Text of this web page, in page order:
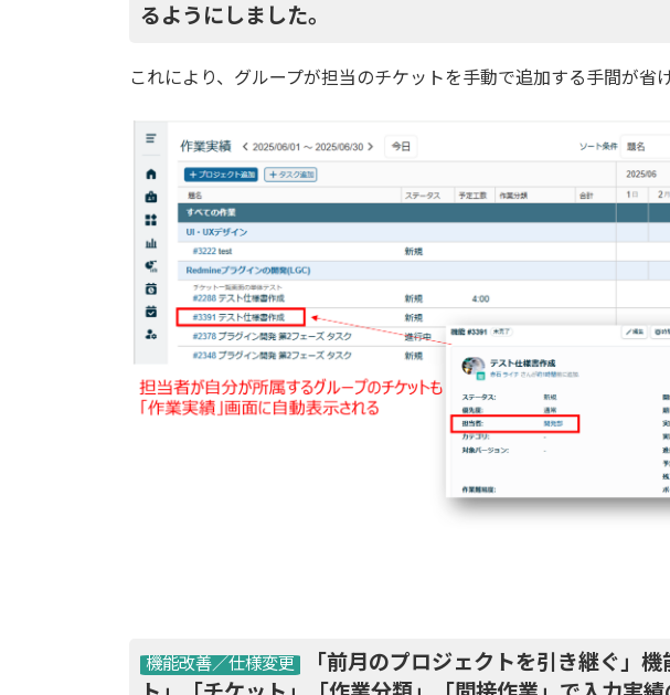
るようにしました。
これにより、グループが担当のチケットを手動で追加する手間が省け
「前月のプロジェクトを引き継ぐ」